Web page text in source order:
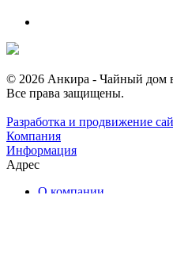
© 2026 Анкира - Чайный дом
Все права защищены.
Разработка и продвижение
Компания
Информация
Адрес
О компании